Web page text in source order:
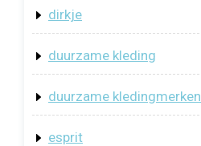
dirkje
duurzame kleding
duurzame kledingmerken
esprit